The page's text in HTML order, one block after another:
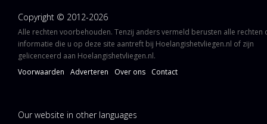
Copyright © 2012-2026
Alle rechten voorbehouden. Tenzij anders vermeld berusten alle rechten
informatie die u op deze site aantreft bij Hoelangishetvliegen.nl of zijn
gelicenceerd aan Hoelangishetvliegen.nl.
Voorwaarden
Adverteren Over ons Contact
Our website in other languages